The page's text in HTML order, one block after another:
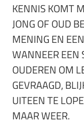
KENNIS KOMT
JONG OF OUD
MENING EN
WANNEER EEN
OUDEREN OM
GEVRAAGD,
UITEEN TE
MAAR WEER.